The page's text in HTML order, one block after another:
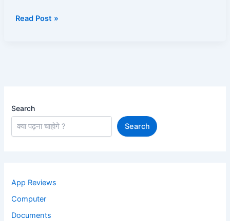
Use!
Read Post »
Search
Search
App Reviews
Computer
Documents